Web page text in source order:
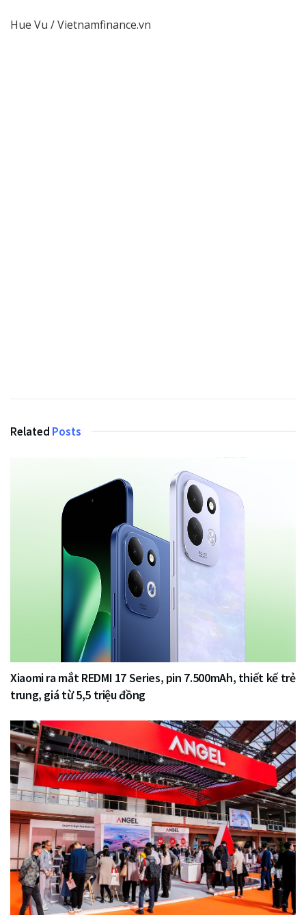
Hue Vu / Vietnamfinance.vn
Related Posts
Xiaomi ra mắt REDMI 17 Series, pin 7.500mAh, thiết kế trẻ
trung, giá từ 5,5 triệu đồng